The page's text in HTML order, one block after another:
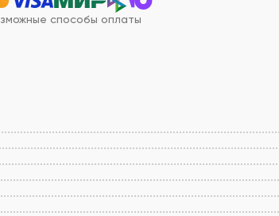
способы оплаты